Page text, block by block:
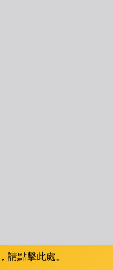
請點擊此處。